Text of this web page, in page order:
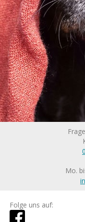
Mo.
Folge uns auf: